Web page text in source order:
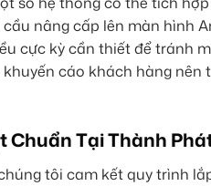
nâng cấp lên màn hình
cực kỳ cần thiết để tránh
cáo khách hàng nên
Chuẩn Tại Thành
tôi cam kết quy trình